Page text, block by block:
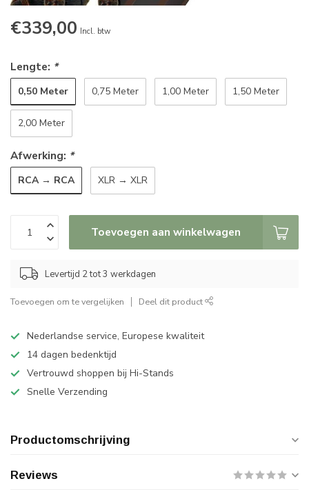
€339,00 Incl. btw
Lengte: *
0,50 Meter 0,75 Meter 1,00 Meter 1,50 Meter
2,00 Meter
Afwerking: *
RCA → RCA XLR → XLR
Toevoegen aan winkelwagen
Levertijd 2 tot 3 werkdagen
Toevoegen om te vergelijken Deel dit product
Nederlandse service, Europese kwaliteit
14 dagen bedenktijd
Vertrouwd shoppen bij Hi-Stands
Snelle Verzending
Productomschrijving
Reviews